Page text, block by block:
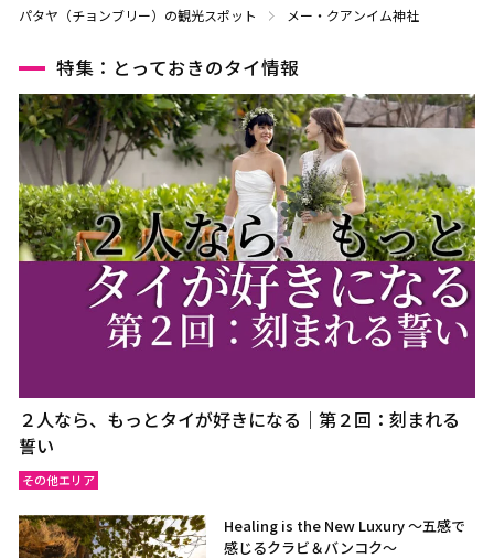
パタヤ（チョンブリー）の観光スポット
メー・クアンイム神社
特集：とっておきのタイ情報
２人なら、もっとタイが好きになる｜第２回：刻まれる
誓い
その他エリア
Healing is the New Luxury ～五感で
感じるクラビ＆バンコク～